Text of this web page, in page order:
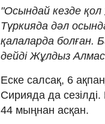
"Осындай кезде
Түркияда дәл
қалаларда болған.
дейді Жұлдыз
Еске салсақ, 6
Сирияда да
44 мыңнан асқан.